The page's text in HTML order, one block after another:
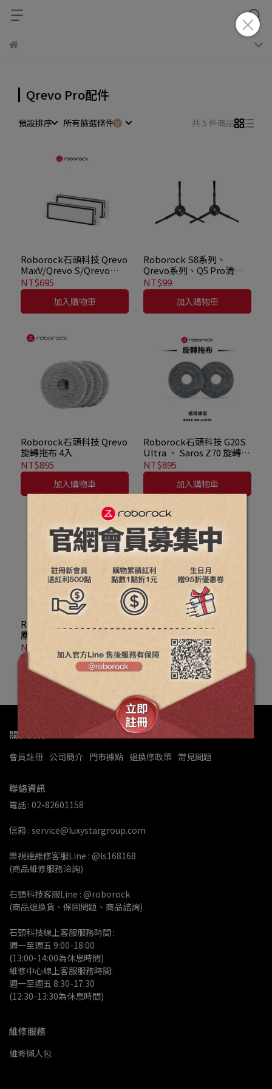
Qrevo Pro配件
預設排序 所有篩選條件 共 5 件商品
Roborock石頭科技 Qrevo
MaxV/Qrevo S/Qrevo
Pro/Qrevo Curv/Qrevo
L/Qrevo C/Qrevo
EdgeC/Qrevo C
Pro/Qrevo L Pro 濾網 2入
NT$695
加入購物車
Roborock S8系列、
Qrevo系列、Q5 Pro清潔
專用黑色三爪毛邊刷共2入
NT$99
加入購物車
Roborock石頭科技 Qrevo
旋轉拖布 4入
NT$895
加入購物車
Roborock石頭科技 G20S
Ultra 、 Saros Z70 旋轉拖
布 4入
NT$895
加入購物車
Roborock石頭科技 2.7L集
塵袋 3入
NT$495
加入購物車
關於我們
會員註冊 公司簡介 門市據點 退換修政策 常見問題
聯絡資訊
電話 : 02-82601158
信箱 : service@luxystargroup.com
樂視達維修客服Line : @ls168168
(商品維修服務洽詢)
石頭科技客服Line : @roborock
(商品退換貨、保固問題、商品諮詢)
石頭科技線上客服服務時間 :
週一至週五 9:00-18:00
(13:00-14:00為休息時間)
維修中心線上客服服務時間:
週一至週五 8:30-17:30
(12:30-13:30為休息時間)
維修服務
維修懶人包